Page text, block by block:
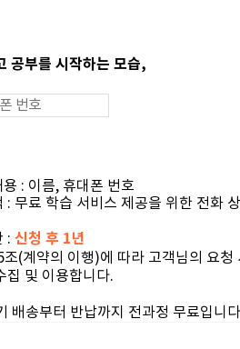
공부를 시작하는 모습,
: 이름, 휴대폰 번호
: 무료 학습 서비스 제공을 위한 전화
: 신청 후 1년
(계약의 이행)에 따라 고객님의 요청
집 및 이용합니다.
배송부터 반납까지 전과정 무료입니